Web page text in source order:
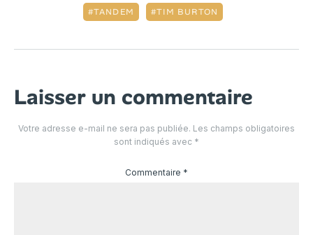
TANDEM TIM BURTON
Laisser un commentaire
Votre adresse e-mail ne sera pas publiée. Les champs obligatoires
sont indiqués avec *
Commentaire *